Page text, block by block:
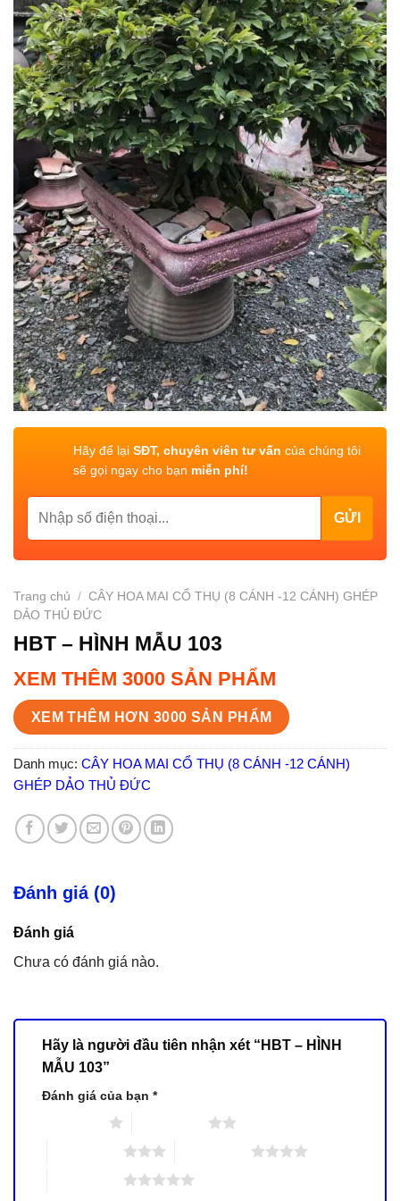
Hãy để lại SĐT, chuyên viên tư vấn của chúng tôi
sẽ gọi ngay cho bạn miễn phí!
Trang chủ / CÂY HOA MAI CỔ THỤ (8 CÁNH -12 CÁNH) GHÉP
DẢO THỦ ĐỨC
HBT – HÌNH MẪU 103
XEM THÊM 3000 SẢN PHẨM
XEM THÊM HƠN 3000 SẢN PHẨM
Danh mục: CÂY HOA MAI CỔ THỤ (8 CÁNH -12 CÁNH)
GHÉP DẢO THỦ ĐỨC
Đánh giá (0)
Đánh giá
Chưa có đánh giá nào.
Hãy là người đầu tiên nhận xét “HBT – HÌNH
MẪU 103”
Đánh giá của bạn *